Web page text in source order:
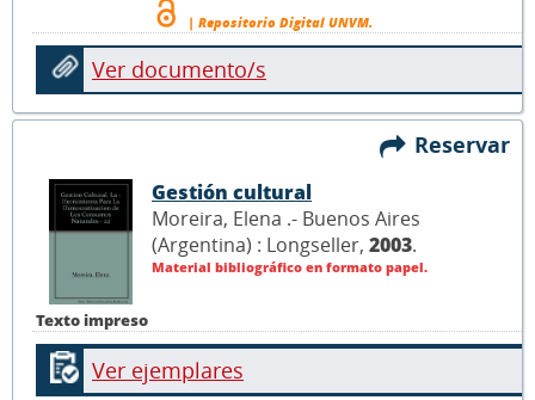
| Repositorio Digital UNVM.
Ver documento/s
Reservar
Texto impreso
Gestión cultural
Moreira, Elena .- Buenos Aires
(Argentina) : Longseller, 2003.
Material bibliográfico en formato papel.
Ver ejemplares